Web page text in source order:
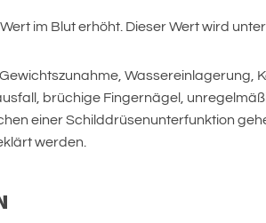
im Blut erhöht. Dieser Wert wird
Wassereinlagerung,
brüchige Fingernägel,
einer Schilddrüsenunterfunktion
werden.